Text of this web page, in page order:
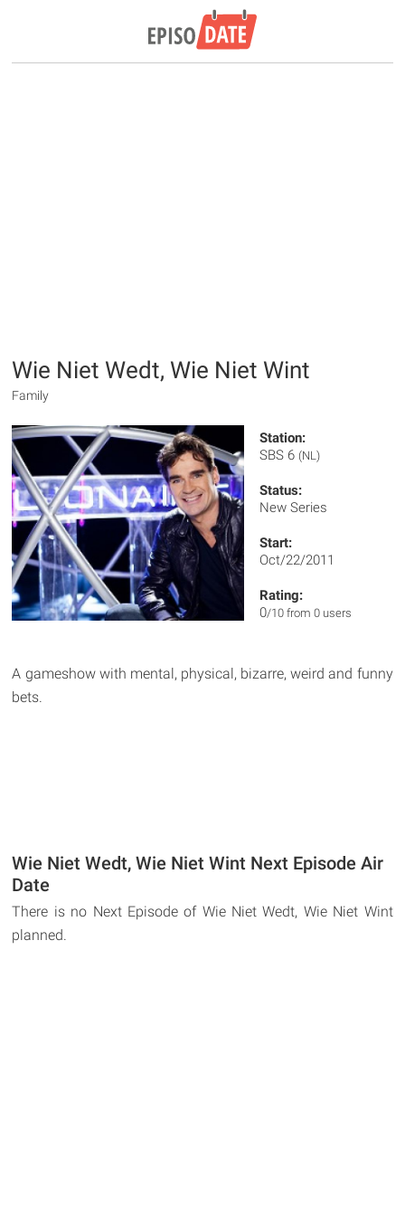
Wie Niet Wedt, Wie Niet Wint
Family
Station:
SBS 6 (NL)
Status:
New Series
Start:
Oct/22/2011
Rating:
0/10 from 0 users
A gameshow with mental, physical, bizarre, weird and funny
bets.
Wie Niet Wedt, Wie Niet Wint Next Episode Air
Date
There is no Next Episode of Wie Niet Wedt, Wie Niet Wint
planned.